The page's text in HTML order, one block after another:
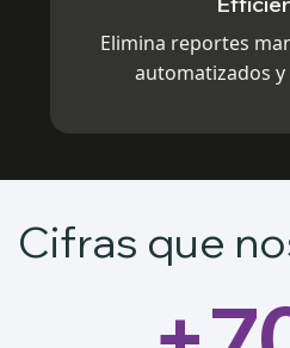
Elimina reportes
automatizados
Cifras que